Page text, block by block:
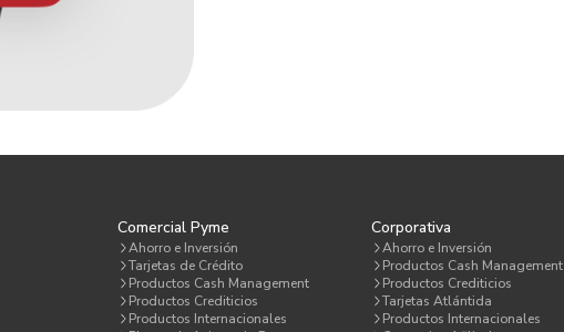
Comercial Pyme
Ahorro e Inversión
Tarjetas de Crédito
Productos Cash Management
Productos Crediticios
Productos Internacionales
Corporativa
Ahorro e Inversión
Productos Cash Management
Productos Crediticios
Tarjetas Atlántida
Productos Internacionales